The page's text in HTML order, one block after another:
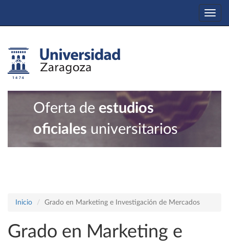
Oferta de estudios
oficiales universitarios
Inicio Grado en Marketing e Investigación de Mercados
Grado en Marketing e